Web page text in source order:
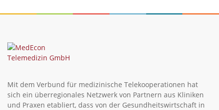
Mit dem Verbund für medizinische Telekooperationen hat
sich ein überregionales Netzwerk von Partnern aus Kliniken
und Praxen etabliert, dass von der Gesundheitswirtschaft in